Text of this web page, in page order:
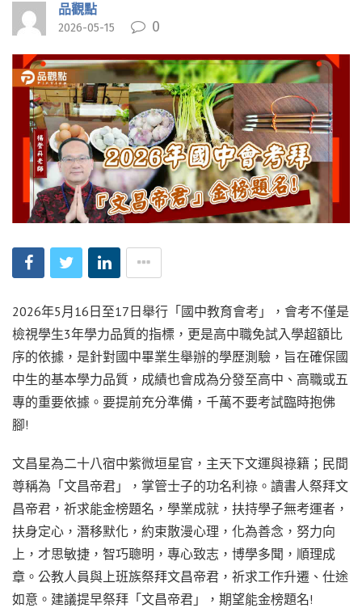
品觀點
2026-05-15 0
2026年5月16日至17日舉行「國中教育會考」，會考不僅是
檢視學生3年學力品質的指標，更是高中職免試入學超額比
序的依據，是針對國中畢業生舉辦的學歷測驗，旨在確保國
中生的基本學力品質，成績也會成為分發至高中、高職或五
專的重要依據。要提前充分準備，千萬不要考試臨時抱佛
腳!
文昌星為二十八宿中紫微垣星官，主天下文運與祿籍；民間
尊稱為「文昌帝君」，掌管士子的功名利祿。讀書人祭拜文
昌帝君，祈求能金榜題名，學業成就，扶持學子無考運者，
扶身定心，潛移默化，約束散漫心理，化為善念，努力向
上，才思敏捷，智巧聰明，專心致志，博學多聞，順理成
章。公教人員與上班族祭拜文昌帝君，祈求工作升遷、仕途
如意。建議提早祭拜「文昌帝君」，期望能金榜題名!